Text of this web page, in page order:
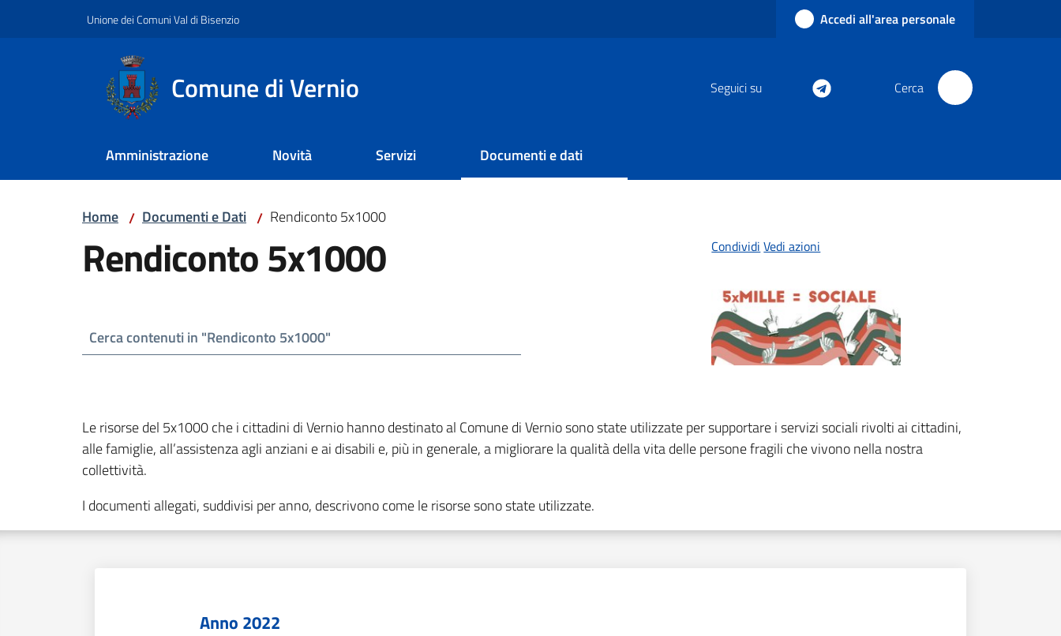
Unione dei Comuni Val di Bisenzio Accedi all'area personale
Comune di Vernio Seguici su Cerca
Amministrazione Novità Servizi Documenti e dati
Home / Documenti e Dati / Rendiconto 5x1000
Rendiconto 5x1000 Condividi Vedi azioni
Le risorse del 5x1000 che i cittadini di Vernio hanno destinato al Comune di Vernio sono state utilizzate per supportare i servizi sociali rivolti ai cittadini,
alle famiglie, all’assistenza agli anziani e ai disabili e, più in generale, a migliorare la qualità della vita delle persone fragili che vivono nella nostra
collettività.
I documenti allegati, suddivisi per anno, descrivono come le risorse sono state utilizzate.
Anno 2022